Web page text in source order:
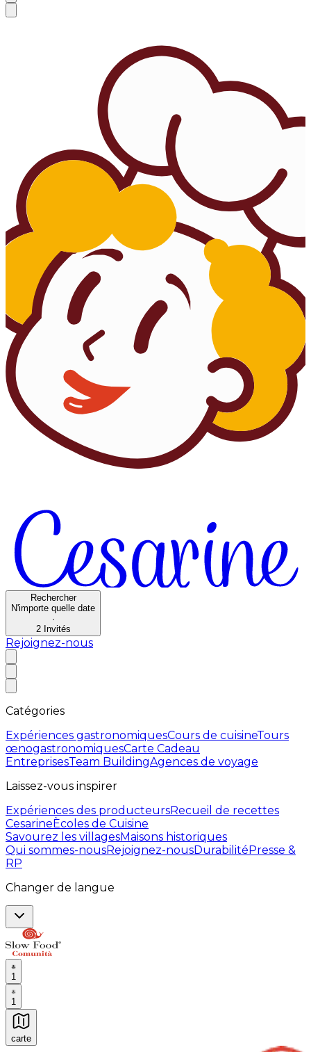
Rechercher
N'importe quelle date
·
2 Invités
Rejoignez-nous
Catégories
Expériences gastronomiquesCours de cuisineTours
œnogastronomiquesCarte Cadeau
EntreprisesTeam BuildingAgences de voyage
Laissez-vous inspirer
Expériences des producteursRecueil de recettes
CesarineÈcoles de Cuisine
Savourez les villagesMaisons historiques
Qui sommes-nousRejoignez-nousDurabilitéPresse &
RP
Changer de langue
1
1
carte